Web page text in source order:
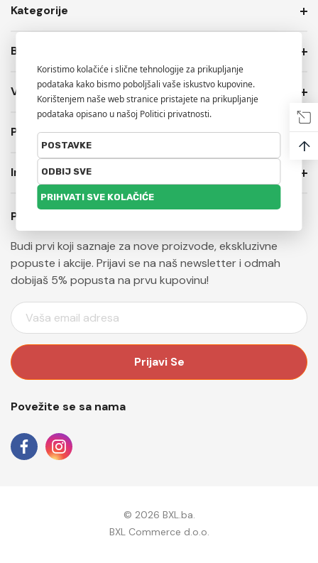
Kategorije
Brendovi
Više Info.
PRIVATNOST I USLOVI PRODAJE
Prijavite se na naš newsletter
Budi prvi koji saznaje za nove proizvode, ekskluzivne
popuste i akcije. Prijavi se na naš newsletter i odmah
dobijaš 5% popusta na prvu kupovinu!
E
M
I
D
E
Informacije o trgovini
Povežite se sa nama
© 2026 BXL.ba.
BXL Commerce d.o.o.
↑